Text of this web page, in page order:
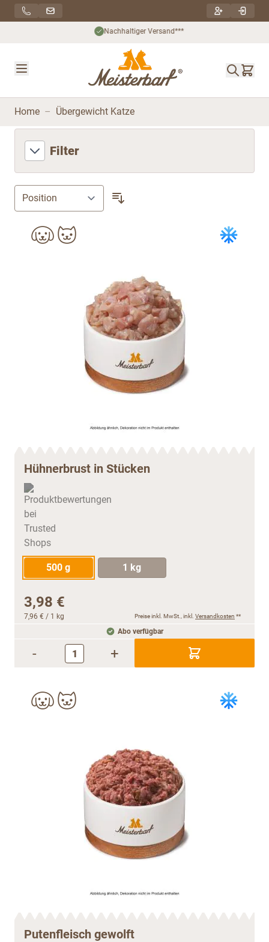
Direkt zum Inhalt
Nachhaltiger Versand***
Home – Übergewicht Katze
Filter
Hühnerbrust in Stücken
500 g 1 kg
3,98 €
7,96 € / 1 kg Preise inkl. MwSt., inkl. Versandkosten **
Abo verfügbar
- +
Putenfleisch gewolft